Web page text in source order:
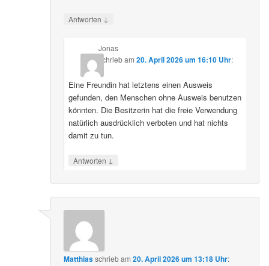
Antworten ↓
Jonas
schriebam 20. April 2026 um 16:10 Uhr:
Eine Freundin hat letztens einen Ausweis
gefunden, den Menschen ohne Ausweis benutzen
könnten. Die Besitzerin hat die freie Verwendung
natürlich ausdrücklich verboten und hat nichts
damit zu tun.
Antworten ↓
Matthiasschriebam20. April 2026 um 13:18 Uhr: